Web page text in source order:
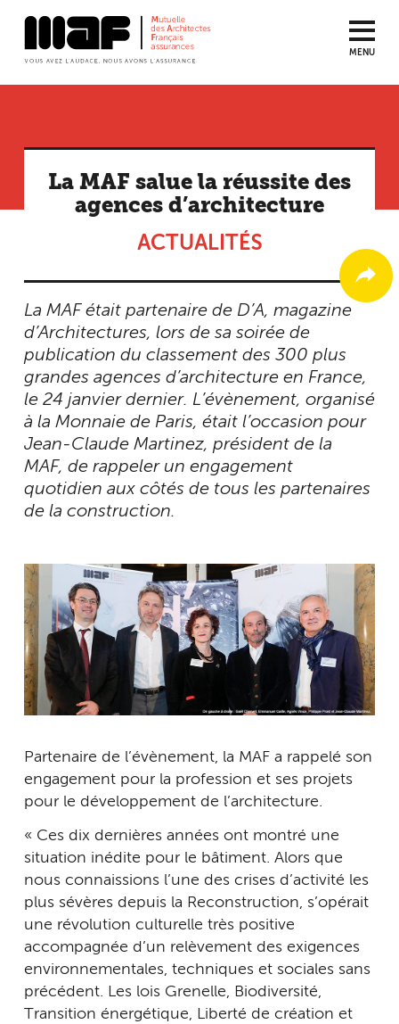
MENU
La MAF salue la réussite des
agences d’architecture
ACTUALITÉS
La MAF était partenaire de D’A, magazine
d’Architectures, lors de sa soirée de
publication du classement des 300 plus
grandes agences d’architecture en France,
le 24 janvier dernier. L’évènement, organisé
à la Monnaie de Paris, était l’occasion pour
Jean-Claude Martinez, président de la
MAF, de rappeler un engagement
quotidien aux côtés de tous les partenaires
de la construction.
Partenaire de l’évènement, la MAF a rappelé son
engagement pour la profession et ses projets
pour le développement de l’architecture.
« Ces dix dernières années ont montré une
situation inédite pour le bâtiment. Alors que
nous connaissions l’une des crises d’activité les
plus sévères depuis la Reconstruction, s’opérait
une révolution culturelle très positive
accompagnée d’un relèvement des exigences
environnementales, techniques et sociales sans
précédent. Les lois Grenelle, Biodiversité,
Transition énergétique, Liberté de création et